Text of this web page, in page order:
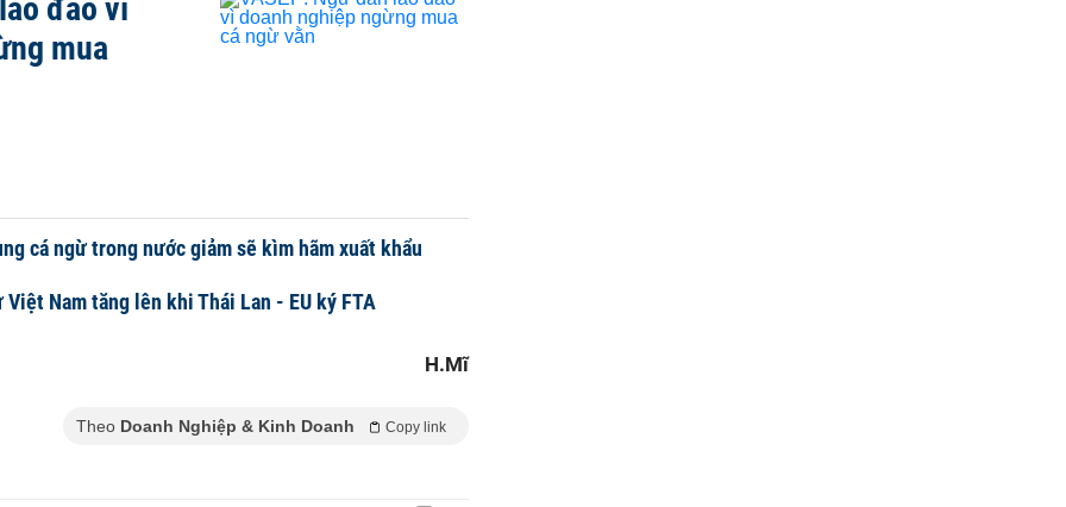
đao vì
mua
cá ngừ trong nước giảm sẽ kìm hãm xuất khẩu
Nam tăng lên khi Thái Lan - EU ký FTA
H.Mĩ
Theo Doanh Nghiệp & Kinh Doanh Copy link